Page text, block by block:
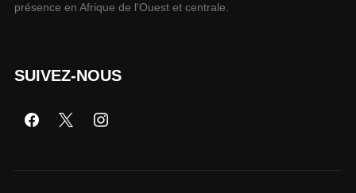
présence en Afrique de l'Ouest et centrale.
SUIVEZ-NOUS